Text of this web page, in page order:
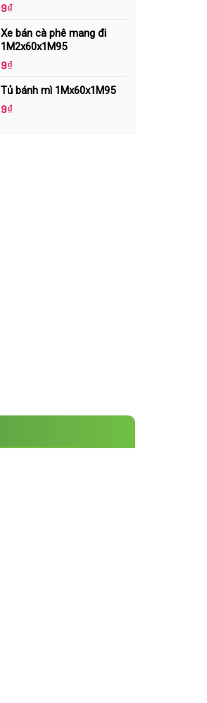
9₫
Xe bán cà phê mang đi
1M2x60x1M95
9₫
Tủ bánh mì 1Mx60x1M95
9₫